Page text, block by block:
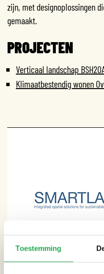
Toestemming
zijn, met designoplossingen
gemaakt.
PROJECTEN
Verticaal landschap
Klimaatbestendig wonen